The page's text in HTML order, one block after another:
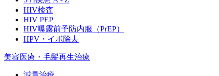
HIV検査
HIV PEP
HIV曝露前予防内服（PrEP）
HPV・イボ除去
美容医療・毛髪再生治療